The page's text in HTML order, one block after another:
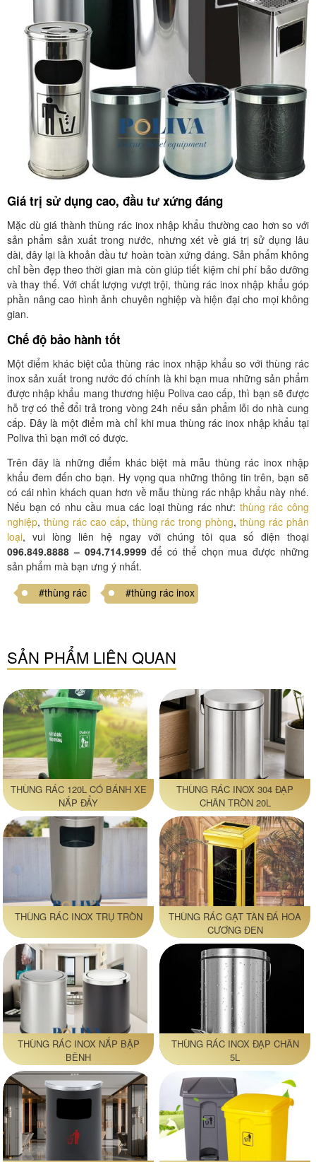
Giá trị sử dụng cao, đầu tư xứng đáng
Mặc dù giá thành thùng rác inox nhập khẩu thường cao hơn so với
sản phẩm sản xuất trong nước, nhưng xét về giá trị sử dụng lâu
dài, đây lại là khoản đầu tư hoàn toàn xứng đáng. Sản phẩm không
chỉ bền đẹp theo thời gian mà còn giúp tiết kiệm chi phí bảo dưỡng
và thay thế. Với chất lượng vượt trội, thùng rác inox nhập khẩu góp
phần nâng cao hình ảnh chuyên nghiệp và hiện đại cho mọi không
gian.
Chế độ bảo hành tốt
Một điểm khác biệt của thùng rác inox nhập khẩu so với thùng rác
inox sản xuất trong nước đó chính là khi bạn mua những sản phẩm
được nhập khẩu mang thương hiệu Poliva cao cấp, thì bạn sẽ được
hỗ trợ có thể đổi trả trong vòng 24h nếu sản phẩm lỗi do nhà cung
cấp. Đây là một điểm mà chỉ khi mua thùng rác inox nhập khẩu tại
Poliva thì bạn mới có được.
Trên đây là những điểm khác biệt mà mẫu thùng rác inox nhập
khẩu đem đến cho bạn. Hy vọng qua những thông tin trên, bạn sẽ
có cái nhìn khách quan hơn về mẫu thùng rác nhập khẩu này nhé.
Nếu bạn có nhu cầu mua các loại thùng rác như: thùng rác công
nghiệp, thùng rác cao cấp, thùng rác trong phòng,thùng rác phân
loại, vui lòng liên hệ ngay với chúng tôi qua số điện thoại
096.849.8888 – 094.714.9999để có thể chọn mua được những
sản phẩm mà bạn ưng ý nhất.
#thùng rác
#thùng rác inox
SẢN PHẨM LIÊN QUAN
THÙNG RÁC 120L CÓ BÁNH XE
NẮP ĐẨY
THÙNG RÁC INOX 304 ĐẠP
CHÂN TRÒN 20L
THÙNG RÁC INOX TRỤ TRÒN
THÙNG RÁC GẠT TÀN ĐÁ HOA
CƯƠNG ĐEN
THÙNG RÁC INOX NẮP BẬP
BÊNH
THÙNG RÁC INOX ĐẠP CHÂN
5L